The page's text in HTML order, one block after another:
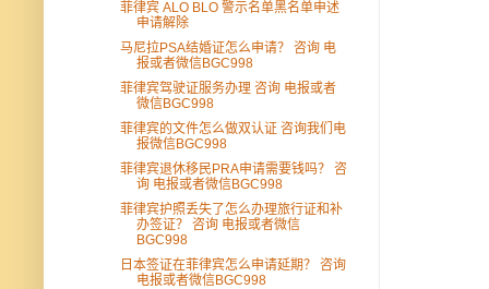
菲律宾 ALO BLO 警示名单黑名单申述
申请解除
马尼拉PSA结婚证怎么申请？ 咨询 电
报或者微信BGC998
菲律宾驾驶证服务办理 咨询 电报或者
微信BGC998
菲律宾的文件怎么做双认证 咨询我们电
报微信BGC998
菲律宾退休移民PRA申请需要钱吗？ 咨
询 电报或者微信BGC998
菲律宾护照丢失了怎么办理旅行证和补
办签证？ 咨询 电报或者微信
BGC998
日本签证在菲律宾怎么申请延期？ 咨询
电报或者微信BGC998